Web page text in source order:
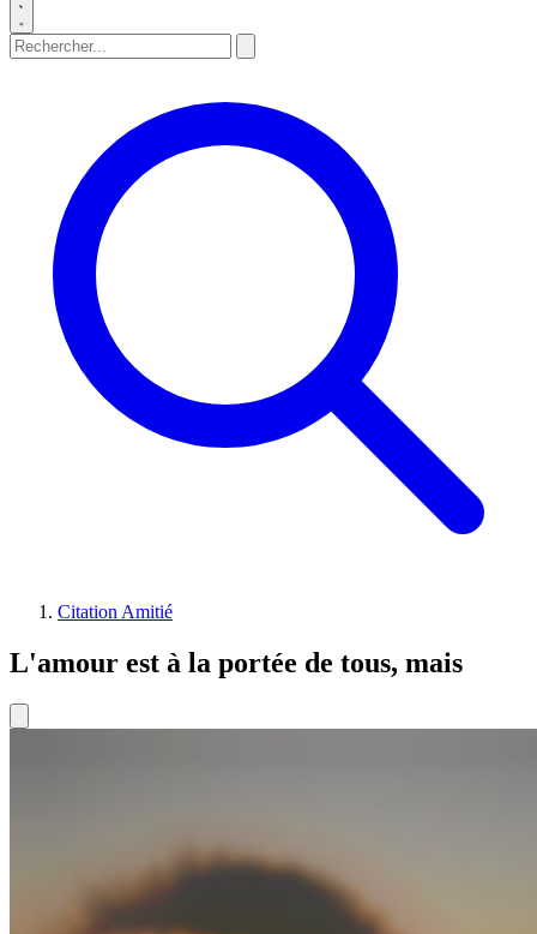
Citation Amitié
L'amour est à la portée de tous, mais